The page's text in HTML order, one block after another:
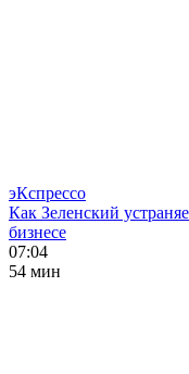
эКспрессо
Как Зеленский
бизнесе
07:04
54 мин